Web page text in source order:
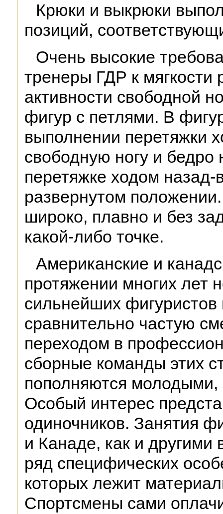
Крюки и выкрюки
позиций,
Очень высокие
тренеры ГДР к мягкости
активности свободной
фигур с петлями. В
выполнении перетяжки
свободную ногу и бедро
перетяжке ходом назад-
развернутом
широко, плавно и без
какой-либо точке.
Американские и
протяжении многих лет
сильнейших
сравнительно частую
переходом в
сборные команды этих
пополняются
Особый интерес
одиночников. Занятия
и Канаде, как и
ряд специфических
которых лежит
Спортсмены сами